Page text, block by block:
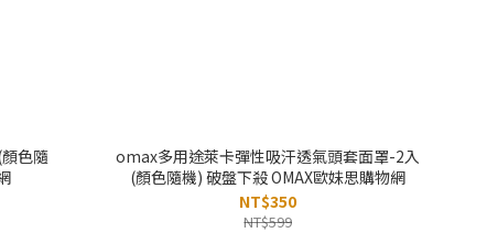
色隨
omax多用途萊卡彈性吸汗透氣頭套面罩-2入
(顏色隨機) 破盤下殺 OMAX歐妹思購物網
NT$350
NT$599